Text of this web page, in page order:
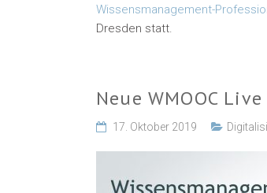
Wissensmanagement-
Dresden statt.
Neue WMOOC
17. Oktober 2019